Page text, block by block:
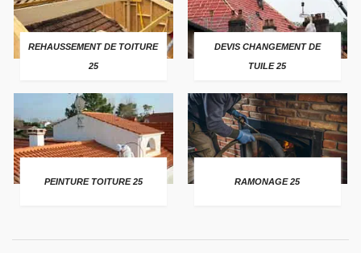
REHAUSSEMENT DE TOITURE
25
DEVIS CHANGEMENT DE
TUILE 25
PEINTURE TOITURE 25 RAMONAGE 25